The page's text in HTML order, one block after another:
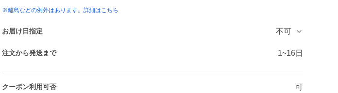
※離島などの例外はあります。詳細はこちら
お届け日指定 不可
注文から発送まで 1~16日
クーポン利用可否 可